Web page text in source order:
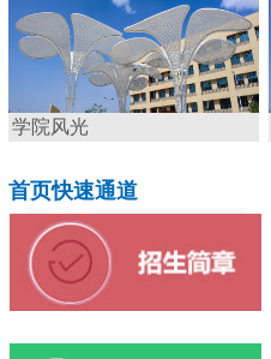
学院风光
首页快速通道